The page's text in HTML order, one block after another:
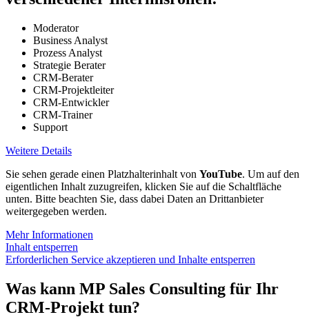
Moderator
Business Analyst
Prozess Analyst
Strategie Berater
CRM-Berater
CRM-Projektleiter
CRM-Entwickler
CRM-Trainer
Support
Weitere Details
Sie sehen gerade einen Platzhalterinhalt von YouTube. Um auf den
eigentlichen Inhalt zuzugreifen, klicken Sie auf die Schaltfläche
unten. Bitte beachten Sie, dass dabei Daten an Drittanbieter
weitergegeben werden.
Mehr Informationen
Inhalt entsperren
Erforderlichen Service akzeptieren und Inhalte entsperren
Was kann MP Sales Consulting für Ihr
CRM-Projekt tun?